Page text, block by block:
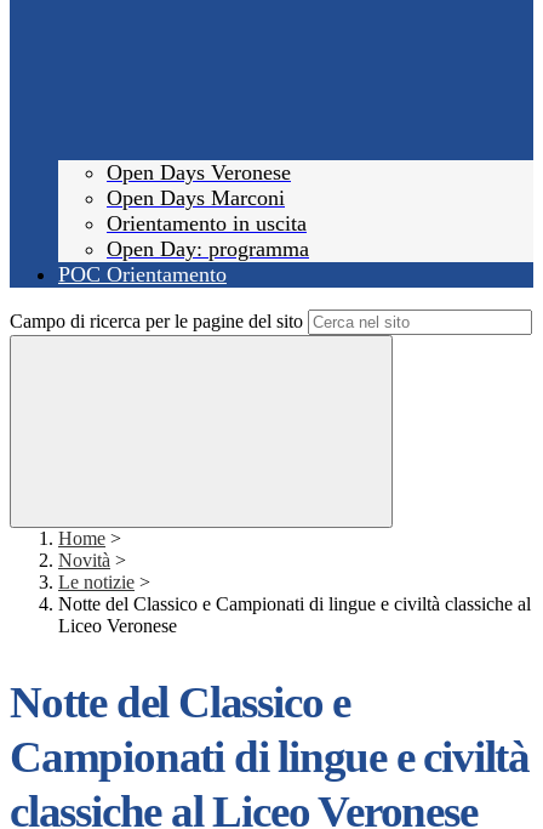
Open Days Veronese
Open Days Marconi
Orientamento in uscita
Open Day: programma
POC Orientamento
Campo di ricerca per le pagine del sito
Home >
Novità >
Le notizie >
Notte del Classico e Campionati di lingue e civiltà classiche al
Liceo Veronese
Notte del Classico e
Campionati di lingue e civiltà
classiche al Liceo Veronese